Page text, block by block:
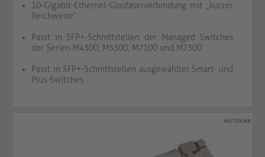
10-Gigabit-Ethernet-Glasfaserverbindung mit „kurzer
Reichweite“
Passt in SFP+-Schnittstellen der Managed Switches
der Serien M4300, M5300, M7100 und M7300
Passt in SFP+-Schnittstellen ausgewählter Smart- und
Plus-Switches